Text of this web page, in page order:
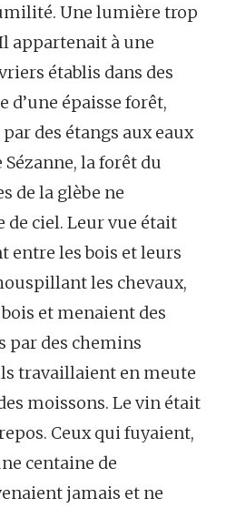
Une lumière trop
appartenait à une
établis dans des
d’une épaisse forêt,
des étangs aux eaux
Sézanne, la forêt du
de la glèbe ne
de ciel. Leur vue était
entre les bois et leurs
les chevaux,
et menaient des
par des chemins
travaillaient en meute
moissons. Le vin était
Ceux qui fuyaient,
centaine de
jamais et ne